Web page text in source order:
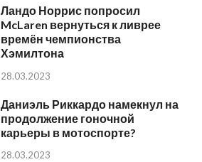
Ландо Норрис попросил
McLaren вернуться к ливрее
времён чемпионства
Хэмилтона
28.03.2023
Даниэль Риккардо намекнул на
продолжение гоночной
карьеры в мотоспорте?
28.03.2023